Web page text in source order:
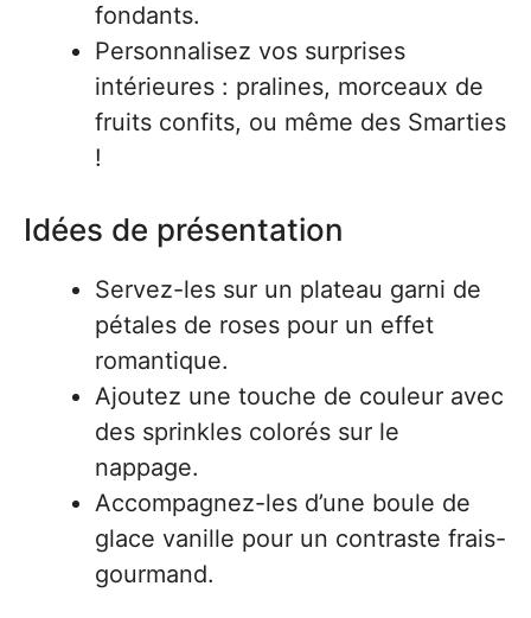
fondants.
Personnalisez vos surprises
intérieures : pralines, morceaux de
fruits confits, ou même des Smarties
!
Idées de présentation
Servez-les sur un plateau garni de
pétales de roses pour un effet
romantique.
Ajoutez une touche de couleur avec
des sprinkles colorés sur le
nappage.
Accompagnez-les d’une boule de
glace vanille pour un contraste frais-
gourmand.